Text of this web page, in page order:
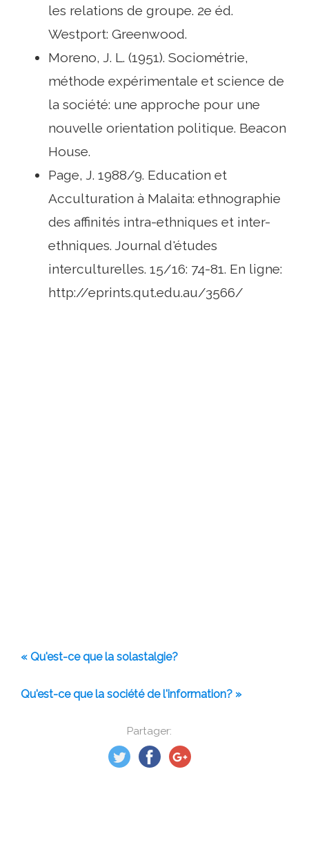
Partager:
les relations de groupe. 2e éd.
Westport: Greenwood.
Moreno, J. L. (1951). Sociométrie,
méthode expérimentale et science de
la société: une approche pour une
nouvelle orientation politique. Beacon
House.
Page, J. 1988/9. Education et
Acculturation à Malaita: ethnographie
des affinités intra-ethniques et inter-
ethniques. Journal d'études
interculturelles. 15/16: 74-81. En ligne:
http://eprints.qut.edu.au/3566/
« Qu'est-ce que la solastalgie?
Qu'est-ce que la société de l'information? »